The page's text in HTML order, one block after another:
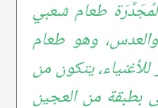
طعام شعبي
وهو طعام
يتكون من
بطبقة من العجين